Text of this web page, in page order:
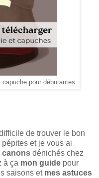
pour débutantes
de trouver le bon
et je vous ai
canons dénichés chez
à ça mon guide pour
saisons et mes astuces